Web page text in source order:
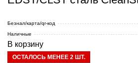
Безнал/карта/qr-код
Наличные
В корзину
ОСТАЛОСЬ МЕНЕЕ 2 ШТ.